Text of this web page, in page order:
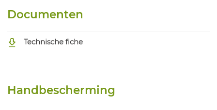
Documenten
Technische fiche
Handbescherming